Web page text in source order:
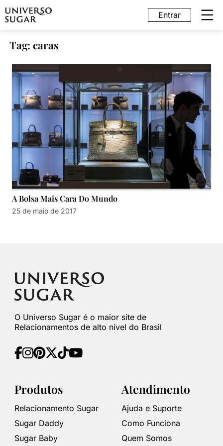
Entrar
Tag: caras
A Bolsa Mais Cara Do Mundo
25 de maio de 2017
O Universo Sugar é o maior site de
Relacionamentos de alto nível do Brasil
Produtos
Relacionamento Sugar
Sugar Daddy
Sugar Baby
Atendimento
Ajuda e Suporte
Como Funciona
Quem Somos